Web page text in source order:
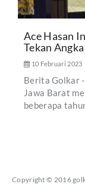
Ace Hasan
Tekan
10 Februari 2023
Berita Golkar
Jawa Barat
beberapa
Copyright © 2016